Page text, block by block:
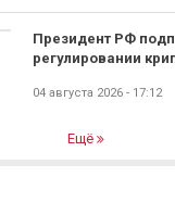
Президент РФ
регулировании
04 августа 2026 - 17:12
Ещё